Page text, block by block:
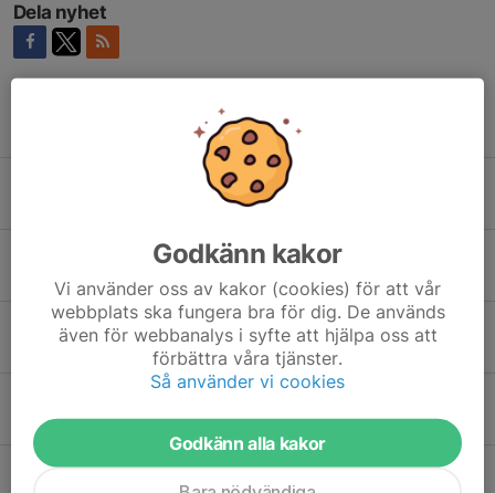
Dela nyhet
Information inför KM
Sommarbrevet 2018
Längdhopp i Multihallen den 18/3
6 mar, 09:33 0
8 jan, 23:30 0
Klubbmästerskap inomhus 10 januari 2026
Godkänn kakor
Vi använder oss av kakor (cookies) för att vår
webbplats ska fungera bra för dig. De används
även för webbanalys i syfte att hjälpa oss att
förbättra våra tjänster.
Så använder vi cookies
Godkänn alla kakor